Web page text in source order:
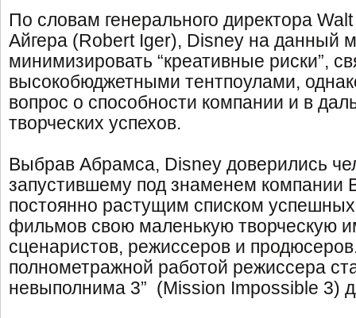
По словам генерального директора
Айгера (Robert Iger), Disney на данный
минимизировать “креативные риски”,
высокобюджетными тентпоулами,
вопрос о способности компании и в
творческих успехов.
Выбрав Абрамса, Disney доверились
запустившему под знаменем компании
постоянно растущим списком
фильмов свою маленькую творческую
сценаристов, режиссеров и
полнометражной работой режиссера
невыполнима 3” (Mission Impossible 3)